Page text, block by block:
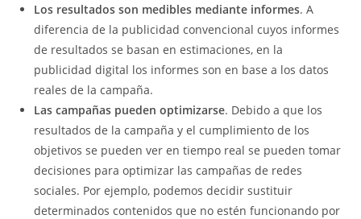
Los resultados son medibles mediante informes. A
diferencia de la publicidad convencional cuyos informes
de resultados se basan en estimaciones, en la
publicidad digital los informes son en base a los datos
reales de la campaña.
Las campañas pueden optimizarse. Debido a que los
resultados de la campaña y el cumplimiento de los
objetivos se pueden ver en tiempo real se pueden tomar
decisiones para optimizar las campañas de redes
sociales. Por ejemplo, podemos decidir sustituir
determinados contenidos que no estén funcionando por